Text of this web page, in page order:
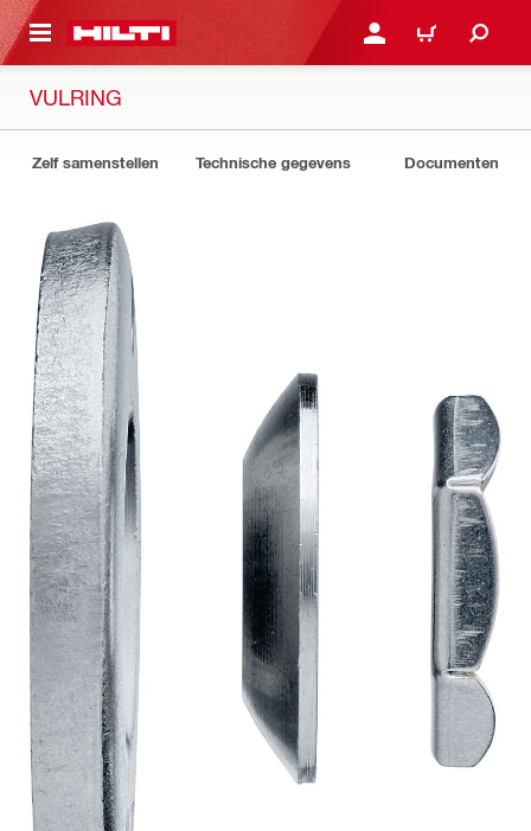
HOOFDINHOUD AANMELDEN OF
WINKELWAGEN
VULRING
Zelf samenstellen Technische gegevens Documenten